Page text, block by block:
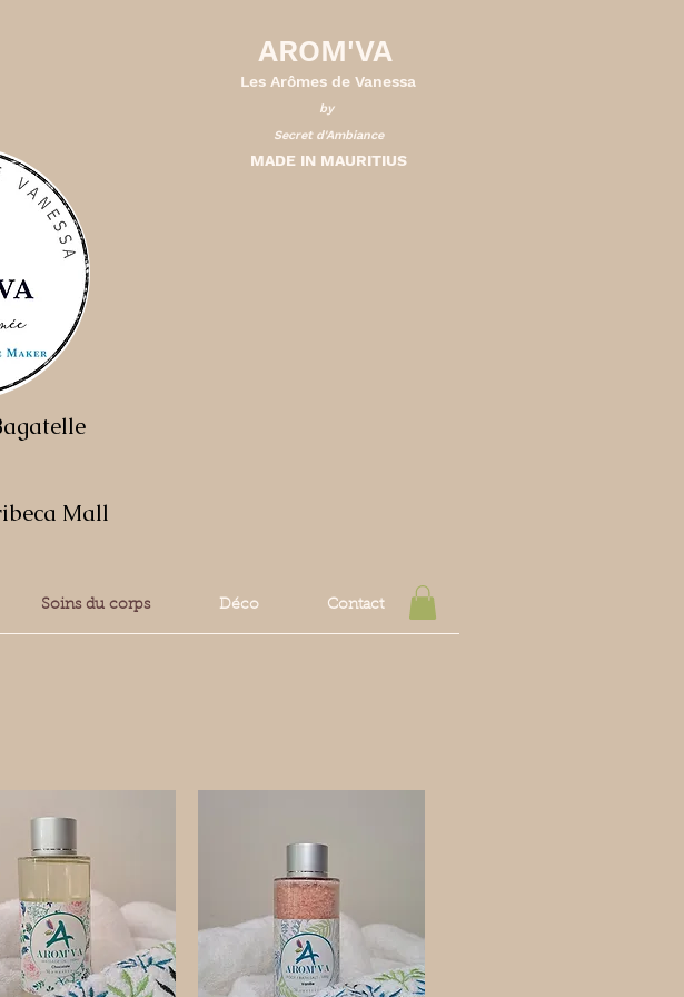
AROM'VA
Les Arômes de Vanessa
by
Secret d'Ambiance
MADE IN MAURITIUS
Mall
Soins du corps Déco Contact